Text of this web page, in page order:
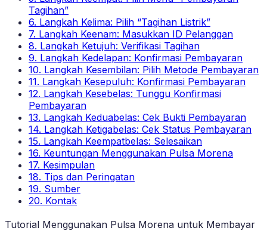
Tagihan”
6. Langkah Kelima: Pilih “Tagihan Listrik”
7. Langkah Keenam: Masukkan ID Pelanggan
8. Langkah Ketujuh: Verifikasi Tagihan
9. Langkah Kedelapan: Konfirmasi Pembayaran
10. Langkah Kesembilan: Pilih Metode Pembayaran
11. Langkah Kesepuluh: Konfirmasi Pembayaran
12. Langkah Kesebelas: Tunggu Konfirmasi
Pembayaran
13. Langkah Keduabelas: Cek Bukti Pembayaran
14. Langkah Ketigabelas: Cek Status Pembayaran
15. Langkah Keempatbelas: Selesaikan
16. Keuntungan Menggunakan Pulsa Morena
17. Kesimpulan
18. Tips dan Peringatan
19. Sumber
20. Kontak
Tutorial Menggunakan Pulsa Morena untuk Membayar